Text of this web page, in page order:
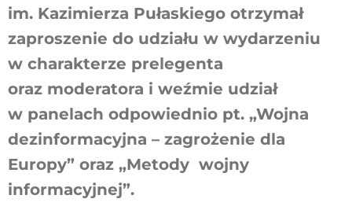
im. Kazimierza Pułaskiego otrzymał
zaproszenie do udziału w wydarzeniu
w charakterze prelegenta
oraz moderatora i weźmie udział
w panelach odpowiednio pt. „Wojna
dezinformacyjna – zagrożenie dla
Europy” oraz „Metody wojny
informacyjnej”.